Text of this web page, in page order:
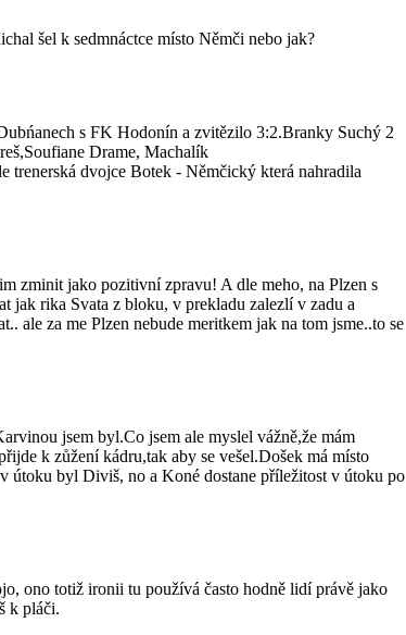
šel k sedmnáctce místo Němči nebo jak?
s FK Hodonín a zvitězilo 3:2.Branky Suchý 2
Drame, Machalík
trenerská dvojce Botek - Němčický která nahradila
zminit jako pozitivní zpravu! A dle meho, na Plzen s
jak rika Svata z bloku, v prekladu zalezlí v zadu a
ale za me Plzen nebude meritkem jak na tom jsme..to se
jsem byl.Co jsem ale myslel vážně,že mám
k zůžení kádru,tak aby se vešel.Došek má místo
útoku byl Diviš, no a Koné dostane příležitost v útoku po
ono totiž ironii tu používá často hodně lidí právě jako
k pláči.